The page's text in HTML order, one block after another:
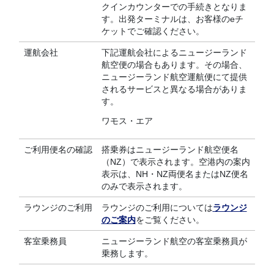
クインカウンターでの手続きとなりま
す。出発ターミナルは、お客様のeチ
ケットでご確認ください。
運航会社
下記運航会社によるニュージーランド
航空便の場合もあります。その場合、
ニュージーランド航空運航便にて提供
されるサービスと異なる場合がありま
す。
ワモス・エア
ご利用便名の確認
搭乗券はニュージーランド航空便名
（NZ）で表示されます。空港内の案内
表示は、NH・NZ両便名またはNZ便名
のみで表示されます。
ラウンジのご利用 ラウンジのご利用についてはラウンジ
のご案内をご覧ください。
客室乗務員
ニュージーランド航空の客室乗務員が
乗務します。